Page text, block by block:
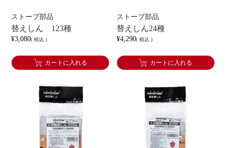
ストーブ部品
替えしん 123種
¥3,080 税込
カートに入れる
ストーブ部品
替えしん24種
¥4,290 税込
カートに入れる